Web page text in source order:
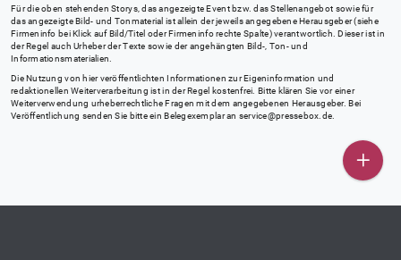
Für die oben stehenden Storys, das angezeigte Event bzw. das Stellenangebot sowie für
das angezeigte Bild- und Tonmaterial ist allein der jeweils angegebene Herausgeber (siehe
Firmeninfo bei Klick auf Bild/Titel oder Firmeninfo rechte Spalte) verantwortlich. Dieser ist in
der Regel auch Urheber der Texte sowie der angehängten Bild-, Ton- und
Informationsmaterialien.
Die Nutzung von hier veröffentlichten Informationen zur Eigeninformation und
redaktionellen Weiterverarbeitung ist in der Regel kostenfrei. Bitte klären Sie vor einer
Weiterverwendung urheberrechtliche Fragen mit dem angegebenen Herausgeber. Bei
Veröffentlichung senden Sie bitte ein Belegexemplar an service@pressebox.de